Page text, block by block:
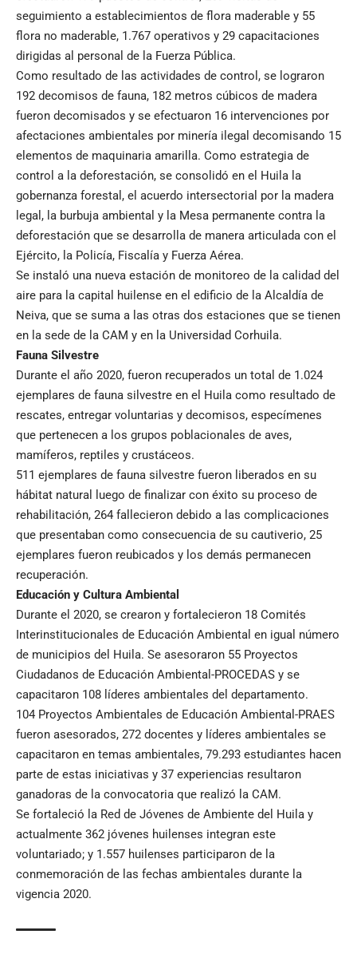
seguimiento a establecimientos de flora maderable y 55
flora no maderable, 1.767 operativos y 29 capacitaciones
dirigidas al personal de la Fuerza Pública.
Como resultado de las actividades de control, se lograron
192 decomisos de fauna, 182 metros cúbicos de madera
fueron decomisados y se efectuaron 16 intervenciones por
afectaciones ambientales por minería ilegal decomisando 15
elementos de maquinaria amarilla. Como estrategia de
control a la deforestación, se consolidó en el Huila la
gobernanza forestal, el acuerdo intersectorial por la madera
legal, la burbuja ambiental y la Mesa permanente contra la
deforestación que se desarrolla de manera articulada con el
Ejército, la Policía, Fiscalía y Fuerza Aérea.
Se instaló una nueva estación de monitoreo de la calidad del
aire para la capital huilense en el edificio de la Alcaldía de
Neiva, que se suma a las otras dos estaciones que se tienen
en la sede de la CAM y en la Universidad Corhuila.
Fauna Silvestre
Durante el año 2020, fueron recuperados un total de 1.024
ejemplares de fauna silvestre en el Huila como resultado de
rescates, entregar voluntarias y decomisos, especímenes
que pertenecen a los grupos poblacionales de aves,
mamíferos, reptiles y crustáceos.
511 ejemplares de fauna silvestre fueron liberados en su
hábitat natural luego de finalizar con éxito su proceso de
rehabilitación, 264 fallecieron debido a las complicaciones
que presentaban como consecuencia de su cautiverio, 25
ejemplares fueron reubicados y los demás permanecen
recuperación.
Educación y Cultura Ambiental
Durante el 2020, se crearon y fortalecieron 18 Comités
Interinstitucionales de Educación Ambiental en igual número
de municipios del Huila. Se asesoraron 55 Proyectos
Ciudadanos de Educación Ambiental-PROCEDAS y se
capacitaron 108 líderes ambientales del departamento.
104 Proyectos Ambientales de Educación Ambiental-PRAES
fueron asesorados, 272 docentes y líderes ambientales se
capacitaron en temas ambientales, 79.293 estudiantes hacen
parte de estas iniciativas y 37 experiencias resultaron
ganadoras de la convocatoria que realizó la CAM.
Se fortaleció la Red de Jóvenes de Ambiente del Huila y
actualmente 362 jóvenes huilenses integran este
voluntariado; y 1.557 huilenses participaron de la
conmemoración de las fechas ambientales durante la
vigencia 2020.